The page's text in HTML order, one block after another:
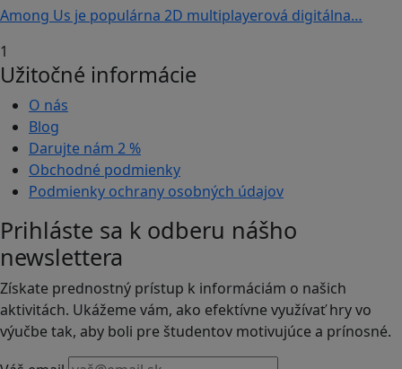
Among Us je populárna 2D multiplayerová digitálna…
1
Užitočné informácie
O nás
Blog
Darujte nám 2 %
Obchodné podmienky
Podmienky ochrany osobných údajov
Prihláste sa k odberu nášho
newslettera
Získate prednostný prístup k informáciám o našich
aktivitách. Ukážeme vám, ako efektívne využívať hry vo
výučbe tak, aby boli pre študentov motivujúce a prínosné.